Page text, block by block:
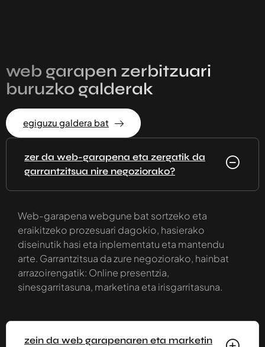
web garapen zerbitzuari
buruzko galderak
egiguzu galdera bat
zer da web-garapena eta zergatik da
garrantzitsua nire negoziorako?
Web-garapena webgune bat sortzeko eta
eraikitzeko prozesuari dagokio, hasierako
diseinutik hasi eta inplementatu eta mantendu
arte. Garrantzitsua da zure negoziorako, hainbat
arrazoirengatik: Online presentzia,
sinesgarritasuna, marketina eta irisgarritasuna.
zein da web garapenaren eta marketin